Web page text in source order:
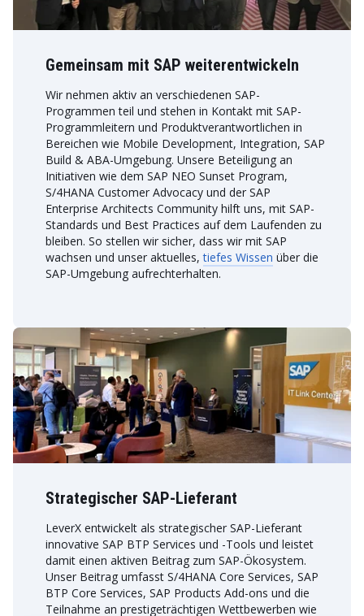
Gemeinsam mit SAP weiterentwickeln
Wir nehmen aktiv an verschiedenen SAP-
Programmen teil und stehen in Kontakt mit SAP-
Programmleitern und Produktverantwortlichen in
Bereichen wie Mobile Development, Integration, SAP
Build & ABA-Umgebung. Unsere Beteiligung an
Initiativen wie dem SAP NEO Sunset Program,
S/4HANA Customer Advocacy und der SAP
Enterprise Architects Community hilft uns, mit SAP-
Standards und Best Practices auf dem Laufenden zu
bleiben. So stellen wir sicher, dass wir mit SAP
wachsen und unser aktuelles,tiefes Wissen über die
SAP-Umgebung aufrechterhalten.
Strategischer SAP-Lieferant
LeverX entwickelt als strategischer SAP-Lieferant
innovative SAP BTP Services und -Tools und leistet
damit einen aktiven Beitrag zum SAP-Ökosystem.
Unser Beitrag umfasst S/4HANA Core Services, SAP
BTP Core Services, SAP Products Add-ons und die
Teilnahme an prestigeträchtigen Wettbewerben wie